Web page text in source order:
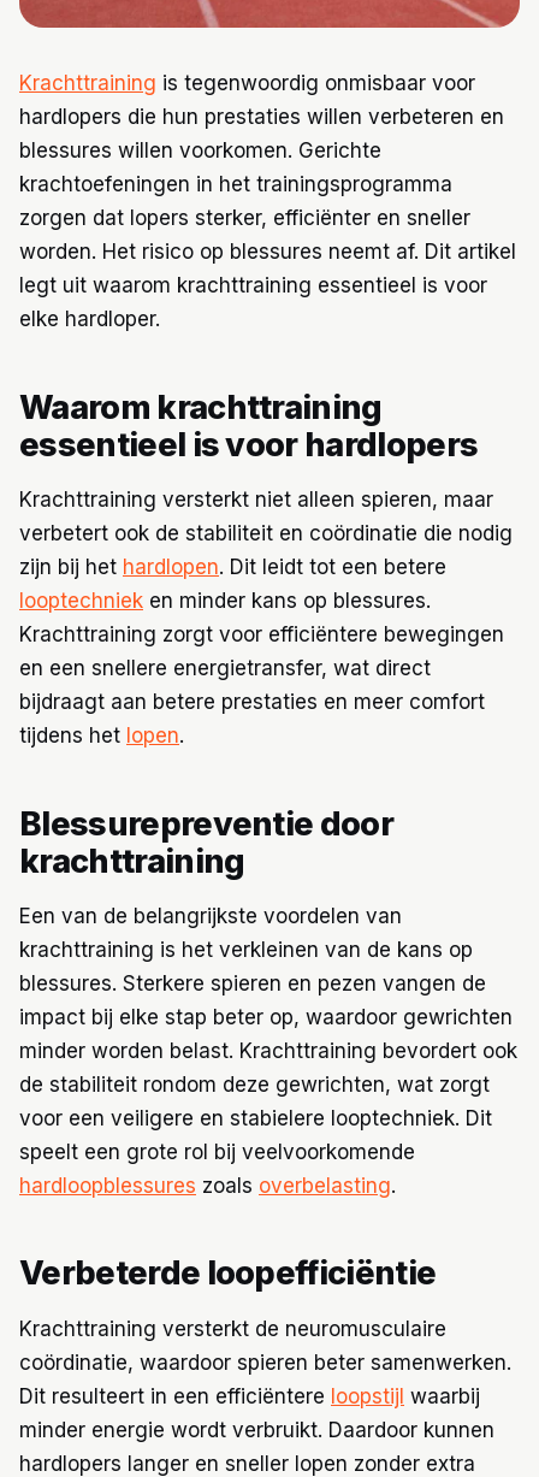
Krachttraining is tegenwoordig onmisbaar voor
hardlopers die hun prestaties willen verbeteren en
blessures willen voorkomen. Gerichte
krachtoefeningen in het trainingsprogramma
zorgen dat lopers sterker, efficiënter en sneller
worden. Het risico op blessures neemt af. Dit artikel
legt uit waarom krachttraining essentieel is voor
elke hardloper.
Waarom krachttraining
essentieel is voor hardlopers
Krachttraining versterkt niet alleen spieren, maar
verbetert ook de stabiliteit en coördinatie die nodig
zijn bij het hardlopen. Dit leidt tot een betere
looptechniek en minder kans op blessures.
Krachttraining zorgt voor efficiëntere bewegingen
en een snellere energietransfer, wat direct
bijdraagt aan betere prestaties en meer comfort
tijdens het lopen.
Blessurepreventie door
krachttraining
Een van de belangrijkste voordelen van
krachttraining is het verkleinen van de kans op
blessures. Sterkere spieren en pezen vangen de
impact bij elke stap beter op, waardoor gewrichten
minder worden belast. Krachttraining bevordert ook
de stabiliteit rondom deze gewrichten, wat zorgt
voor een veiligere en stabielere looptechniek. Dit
speelt een grote rol bij veelvoorkomende
hardloopblessures zoals overbelasting.
Verbeterde loopefficiëntie
Krachttraining versterkt de neuromusculaire
coördinatie, waardoor spieren beter samenwerken.
Dit resulteert in een efficiëntere loopstijl waarbij
minder energie wordt verbruikt. Daardoor kunnen
hardlopers langer en sneller lopen zonder extra